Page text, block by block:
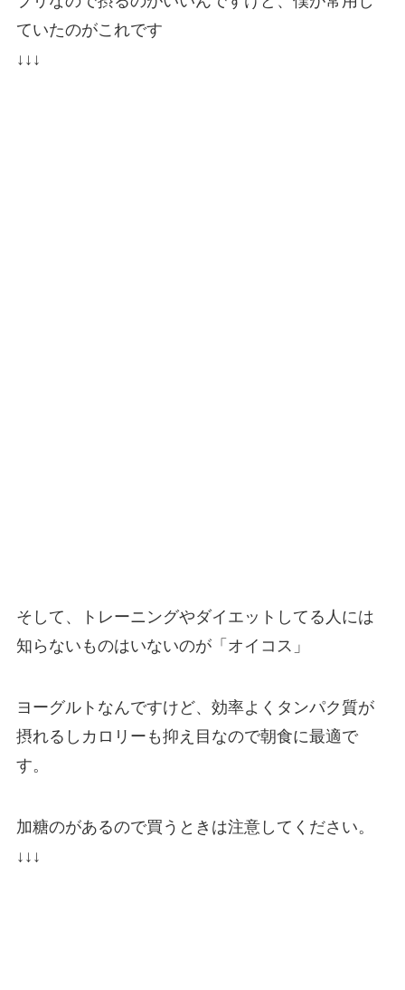
ていたのがこれです
↓↓↓
そして、トレーニングやダイエットしてる人には
知らないものはいないのが「オイコス」
ヨーグルトなんですけど、効率よくタンパク質が
摂れるしカロリーも抑え目なので朝食に最適で
す。
加糖のがあるので買うときは注意してください。
↓↓↓